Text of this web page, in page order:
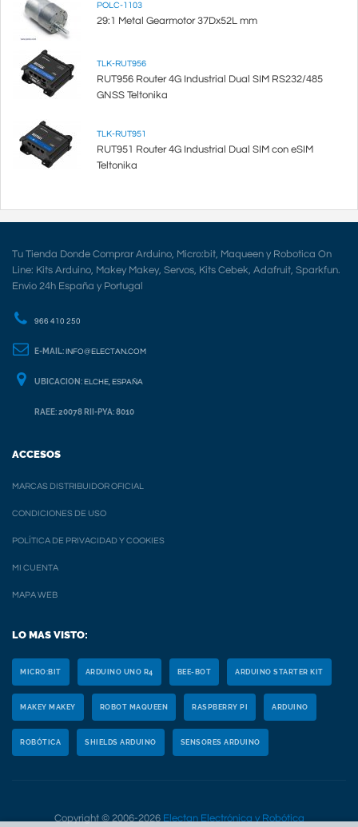
POLC-1103
29:1 Metal Gearmotor 37Dx52L mm
TLK-RUT956
RUT956 Router 4G Industrial Dual SIM RS232/485
GNSS Teltonika
TLK-RUT951
RUT951 Router 4G Industrial Dual SIM con eSIM
Teltonika
Tu Tienda Donde Comprar Arduino, Micro:bit, Maqueen y Robotica On
Line: Kits Arduino, Makey Makey, Servos, Kits Cebek, Adafruit, Sparkfun.
Envio 24h España y Portugal
966 410 250
E-MAIL: INFO@ELECTAN.COM
UBICACION: ELCHE, ESPAÑA
RAEE: 20078 RII-PYA: 8010
ACCESOS
MARCAS DISTRIBUIDOR OFICIAL
CONDICIONES DE USO
POLÍTICA DE PRIVACIDAD Y COOKIES
MI CUENTA
MAPA WEB
LO MAS VISTO:
MICRO:BIT ARDUINO UNO R4 BEE-BOT ARDUINO STARTER KIT
MAKEY MAKEY ROBOT MAQUEEN RASPBERRY PI ARDUINO
ROBÓTICA SHIELDS ARDUINO SENSORES ARDUINO
Copyright © 2006-2026 Electan Electrónica y Robótica